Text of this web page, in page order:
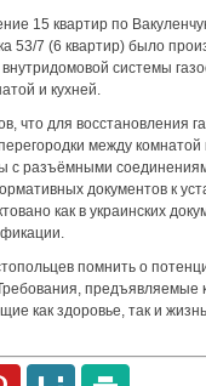
15 квартир по
53/7 (6 квартир) было
системы
и кухней.
что для восстановления
между комнатой
с разъёмными
документов к
как в украинских
помнить о
предъявляемые
как здоровье, так и